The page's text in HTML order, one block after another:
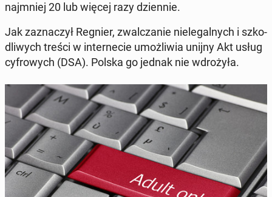
naj­mniej 20 lub więcej razy dzien­nie.
Jak za­zna­czył Regnier, zwal­cza­nie nie­le­gal­nych i szko­
dli­wych treści w in­ter­ne­cie umoż­li­wia unijny Akt usług
cy­fro­wych (DSA). Polska go jednak nie wdro­ży­ła.